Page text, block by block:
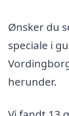
Ønsker du
speciale i
herunder.